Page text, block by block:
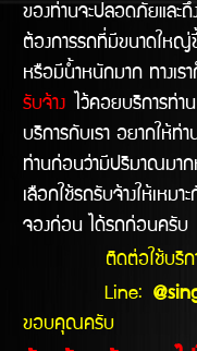
ของท่านจะปลอดภัยและ
ต้องการรถที่มีขนาดใหญ่
หรือมีน้ำหนักมาก ทางเร
รับจ้าง ไว้คอยบริการท่า
บริการกับเรา อยากให้
ท่านก่อนว่ามีปริมาณมาก
เลือกใช้รถรับจ้างให้เหม
จองก่อน ได้รถก่อนครับ
ติดต่อใช้บริก
Line:
ขอบคุณครับ